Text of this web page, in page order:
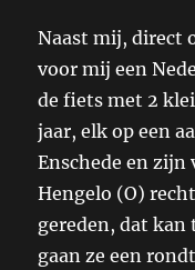
Naast mij, direct
voor mij een
de fiets met 2
jaar, elk op een
Enschede en zijn
Hengelo (O)
gereden, dat kan
gaan ze een